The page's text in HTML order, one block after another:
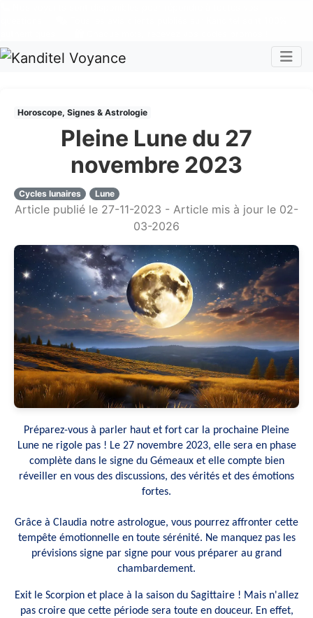
Horoscope, Signes & Astrologie
Pleine Lune du 27
novembre 2023
Cycles lunaires Lune
Article publié le 27-11-2023 - Article mis à jour le 02-
03-2026
Préparez-vous à parler haut et fort car la prochaine Pleine
Lune ne rigole pas ! Le 27 novembre 2023, elle sera en phase
complète dans le signe du Gémeaux et elle compte bien
réveiller en vous des discussions, des vérités et des émotions
fortes.
Grâce à Claudia notre astrologue, vous pourrez affronter cette
tempête émotionnelle en toute sérénité. Ne manquez pas les
prévisions signe par signe pour vous préparer au grand
chambardement.
Exit le Scorpion et place à la saison du Sagittaire ! Mais n'allez
pas croire que cette période sera toute en douceur. En effet,